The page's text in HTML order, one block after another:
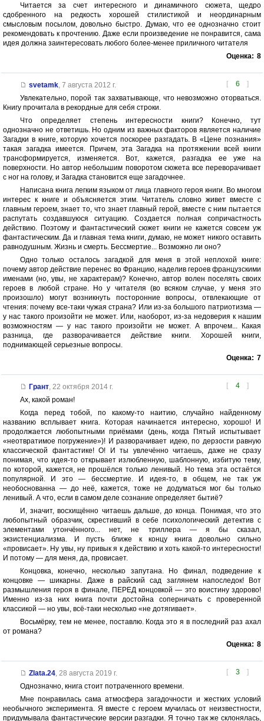
Читается за счет интересного и динамичного сюжета, щедро
сдобренного на редкость хорошей стилистикой и неординарным
смысловым посылом, довольно быстро. Думаю, что ее однозначно стоит
рекомендовать к прочтению. Даже если произведение не понравится, сама
идея должна заинтересовать любого более-менее приличного читателя
Оценка: 8
[ 6 ]
svetamk, 7 августа 2012 г.
Увлекательно, порой так захватывающе, что невозможно оторваться.
Книгу прочитала в рекордные для себя строки.
Что определяет степень интересности книги? Конечно, тут
однозначно не ответишь. Но одним из важных факторов является наличие
Загадки в книге, которую хочется поскорее разгадать. В «Цене познания»
такая загадка имеется. Причем, эта Загадка на протяжении всей книги
трансформируется, изменяется. Вот, кажется, разгадка ее уже на
поверхности. Но автор небольшим поворотом сюжета все переворачивает
с ног на голову, и Загадка становится еще загадочнее.
Написана книга легким языком от лица главного героя книги. Во многом
интерес к книге и объясняется этим. Читатель словно живет вместе с
главным героем, знает то, что знает главный герой, вместе с ним пытается
распутать создавшуюся ситуацию. Создается полная сопричастность
действию. Поэтому и фантастический сюжет книги не кажется совсем уж
фантастическим. Да и главная тема книги, думаю, не может никого оставить
равнодушным. Жизнь и смерть. Бессмертие... Возможно ли оно?
Одно только осталось загадкой для меня в этой неплохой книге:
почему автор действие перенес во Францию, наделив героев французскими
именами (но, увы, не характерам)? Конечно, автор волен поселять своих
героев в любой стране. Но у читателя (во всяком случае, у меня это
произошло) могут возникнуть посторонние вопросы, отвлекающие от
чтения: почему все-таки чужая страна? Или из-за большого патриотизма —
у нас такого произойти не может. Или, наоборот, из-за недоверия к нашим
возможностям — у нас такого произойти не может. А впрочем... Какая
разница, где разворачивается действие книги. Хорошей книги,
поднимающей серьезные вопросы.
Оценка: 7
[ 4 ]
Грант, 22 октября 2014 г.
Ах, какой роман!
Когда перед тобой, по какому-то наитию, случайно найденному
названию всплывает книга. Которая начинается интересно, хорошо! И
продолжается любопытными приёмами (день, когда Пятый испытывает
«неотвратимое погружение»)! И разворачивает идею, по дерзости равную
классической фантастике! О! И ты увлечённо читаешь, даже не сразу
понимая, что идея-то открывает излюбленную, шаблонную, избитую тему,
по которой, кажется, не прошёлся только ленивый. Но тема эта остаётся
популярной. И это — бессмертие. И идея-то, в общем, не так уж
необоснованна — до неё, кажется, тоже не додуматься мог бы только
ленивый. А что, если в самом деле сознание определяет бытиё?
И, значит, восхищённо читаешь дальше, до конца. Понимая, что это
любопытный образчик, скрестивший в себе психологический детектив с
элементами утончённого... нет, не триллера — я бы сказал,
экзистенциализма. И пусть ближе к концу книга довольно сильно
«провисает». Ну увы, ну привык я к действию и хоть какой-то интересности!
И потому — для меня, да, провисает.
Концовка, конечно, несколько запутана. Но финал, подведение к
концовке — шикарны. Даже в райский сад заглянем напоследок! Вот
размышления героя в финале, ПЕРЕД концовкой — это воистину здорово!
Именно из-за них книга почти достойна соперничать с проверенной
классикой — но увы, всё-таки несколько «не дотягивает».
Восьмёрку, тем не менее, поставлю. Когда это я в последний раз ахал
от романа?
Оценка: 8
[ 3 ]
Zlata.24, 28 августа 2019 г.
Однозначно, книга стоит потраченного времени.
Мне понравилась сама атмосфера загадочности и жестких условий
необычного эксперимента. Я вместе с героем мучилась от неизвестности,
придумывала фантастические версии разгадки. Я точно так же склонялась,